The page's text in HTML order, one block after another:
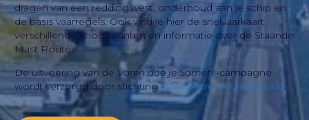
dragen van een reddingsvest, onderhoud aan je schip en
de basis vaarregels. Ook vind je hier de snelvaarkaart,
verschillende knooppunten en informatie over de Staande
Mast Route.
De uitvoering van de Varen doe je Samen!-campagne
wordt verzorgd door stichtingWaterrecreatie Nederland